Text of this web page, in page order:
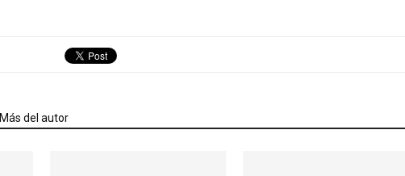
Más del autor